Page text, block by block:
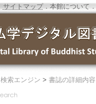
サイトマップ．本館について ．
検索エンジン > 書誌の詳細内容